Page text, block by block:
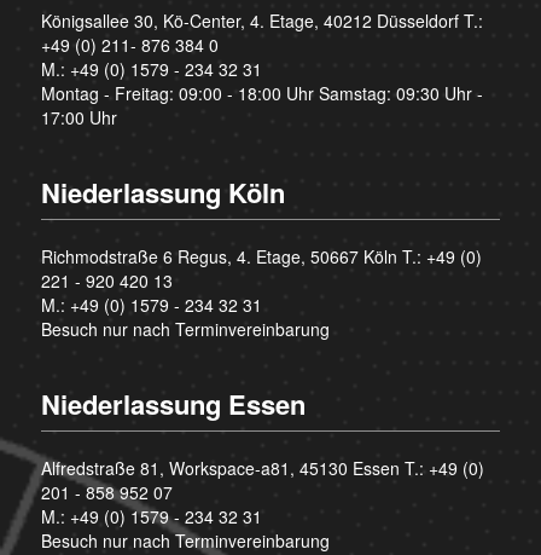
Königsallee 30, Kö-Center, 4. Etage, 40212 Düsseldorf T.:
+49 (0) 211- 876 384 0
M.: +49 (0) 1579 - 234 32 31
Montag - Freitag: 09:00 - 18:00 Uhr Samstag: 09:30 Uhr -
17:00 Uhr
Niederlassung Köln
Richmodstraße 6 Regus, 4. Etage, 50667 Köln T.: +49 (0)
221 - 920 420 13
M.: +49 (0) 1579 - 234 32 31
Besuch nur nach Terminvereinbarung
Niederlassung Essen
Alfredstraße 81, Workspace-a81, 45130 Essen T.: +49 (0)
201 - 858 952 07
M.: +49 (0) 1579 - 234 32 31
Besuch nur nach Terminvereinbarung